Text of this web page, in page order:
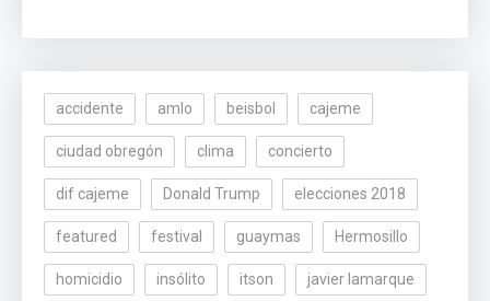
accidente amlo beisbol cajeme
ciudad obregón clima concierto
dif cajeme Donald Trump elecciones 2018
featured festival guaymas Hermosillo
homicidio insólito itson javier lamarque